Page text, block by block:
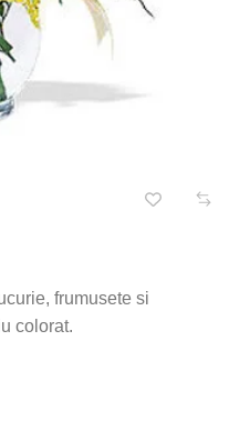
frumusete si
colorat.